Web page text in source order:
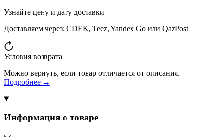
Узнайте цену и дату доставки
Доставляем через: CDEK, Teez, Yandex Go или QazPost
Условия возврата
Можно вернуть, если товар отличается от описания.
Подробнее →
Информация о товаре